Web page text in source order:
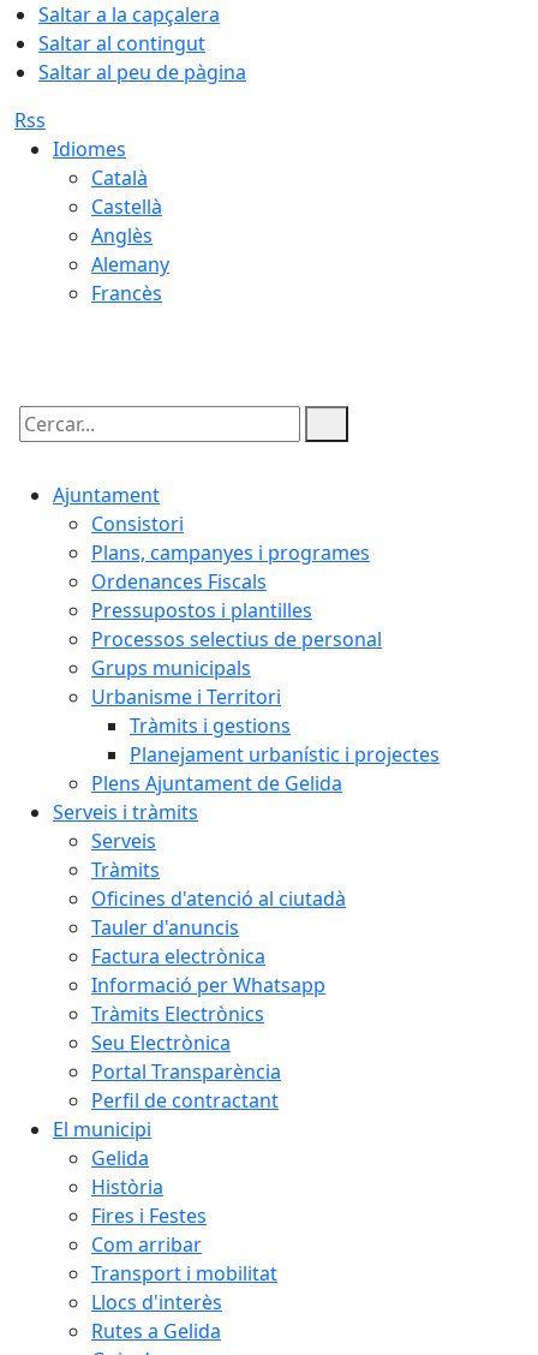
Saltar a la capçalera
Saltar al contingut
Saltar al peu de pàgina
Rss
Idiomes
Català
Castellà
Anglès
Alemany
Francès
Cercar:
Ajuntament
Consistori
Plans, campanyes i programes
Ordenances Fiscals
Pressupostos i plantilles
Processos selectius de personal
Grups municipals
Urbanisme i Territori
Tràmits i gestions
Planejament urbanístic i projectes
Plens Ajuntament de Gelida
Serveis i tràmits
Serveis
Tràmits
Oficines d'atenció al ciutadà
Tauler d'anuncis
Factura electrònica
Informació per Whatsapp
Tràmits Electrònics
Seu Electrònica
Portal Transparència
Perfil de contractant
El municipi
Gelida
Història
Fires i Festes
Com arribar
Transport i mobilitat
Llocs d'interès
Rutes a Gelida